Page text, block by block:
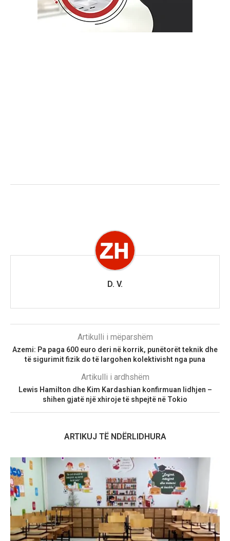
D. V.
Artikulli i mëparshëm
Azemi: Pa paga 600 euro deri në korrik, punëtorët teknik dhe
të sigurimit fizik do të largohen kolektivisht nga puna
Artikulli i ardhshëm
Lewis Hamilton dhe Kim Kardashian konfirmuan lidhjen –
shihen gjatë një xhiroje të shpejtë në Tokio
ARTIKUJ TË NDËRLIDHURA